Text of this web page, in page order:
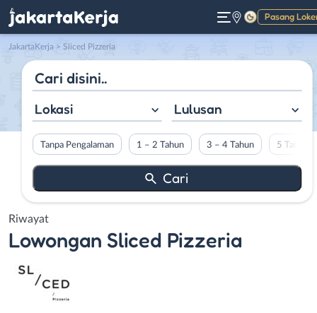
Pasang
Gelap
JakartaKerja > Sliced Pizzeria
Lokasi Lulusan
Tanpa Pengalaman 1 – 2 Tahun 3 – 4 Tahun 5 Tahun
Riwayat
Lowongan Sliced Pizzeria